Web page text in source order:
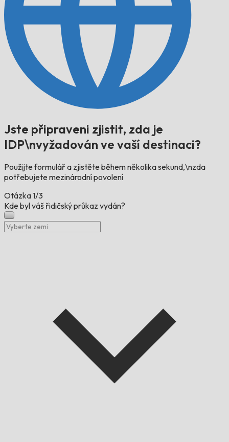
Jste připraveni zjistit, zda je
IDP\nvyžadován ve vaší destinaci?
Použijte formulář a zjistěte během několika sekund,\nzda
potřebujete mezinárodní povolení
Otázka1/3
Kde byl váš řidičský průkaz vydán?